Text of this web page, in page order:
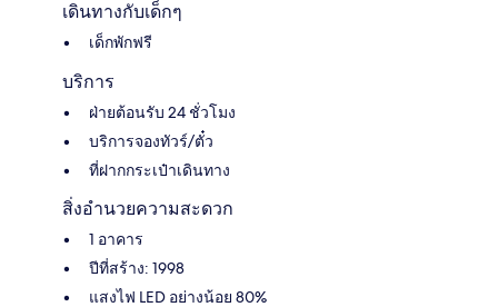
เดินทางกับเด็กๆ
เด็กพักฟรี
บริการ
ฝ่ายต้อนรับ 24 ชั่วโมง
บริการจองทัวร์/ตั๋ว
ที่ฝากกระเป๋าเดินทาง
สิ่งอำนวยความสะดวก
1 อาคาร
ปีที่สร้าง: 1998
แสงไฟ LED อย่างน้อย 80%